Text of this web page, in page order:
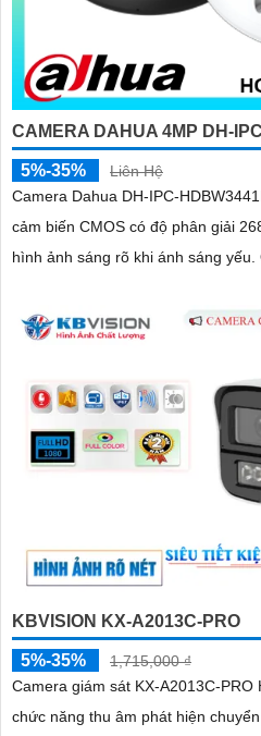
CAMERA DAHUA 4MP DH-
5%-35%
Liên Hệ
Camera Dahua DH-IPC-
cảm biến CMOS có độ phân giải 2688×1520. Hỗ
KBVISION KX-A2013C-PRO
5%-35%
1,715,000 ₫
Camera giám sát KX-A2013C-
chức năng thu âm phát hiện